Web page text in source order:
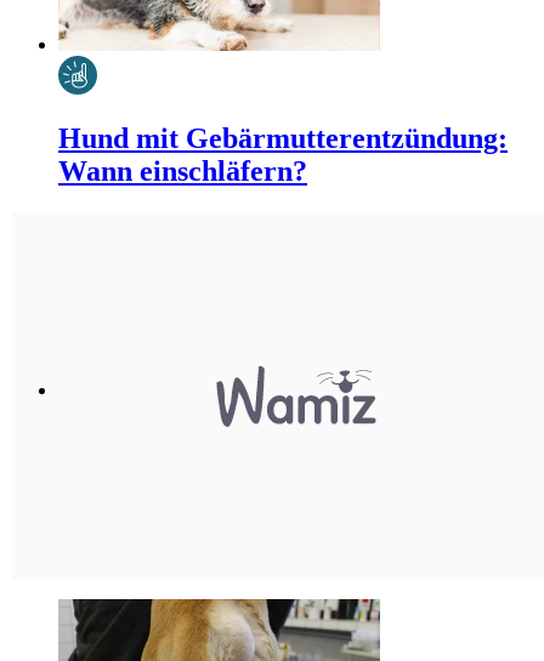
Hund mit Gebärmutterentzündung:
Wann einschläfern?